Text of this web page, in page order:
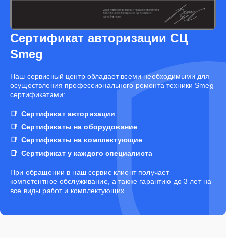
Сертификат авторизации СЦ
Smeg
Наш сервисный центр обладает всеми необходимыми для
осуществления профессионального ремонта техники Smeg
сертификатами:
Сертификат авторизации
Сертификаты на оборудование
Сертификаты на комплектующие
Сертификат у каждого специалиста
При обращении в наш сервис клиент получает
компетентное обслуживание, а также гарантию до 3 лет на
все виды работ и комплектующих.